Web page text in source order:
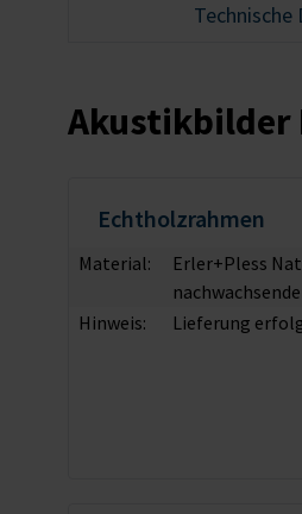
Technische
Akustikbilder
Echtholzrahmen
Material:
Erler+Pless
Hinweis:
Lieferung